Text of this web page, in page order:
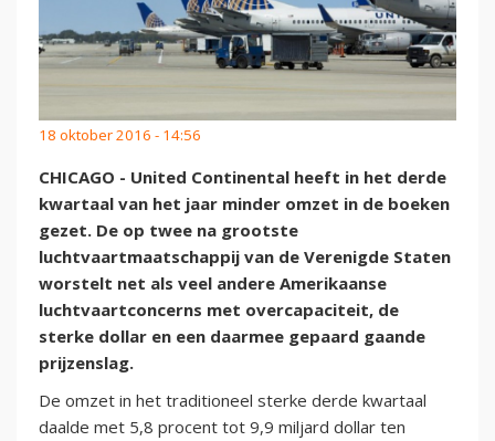
18 oktober 2016 - 14:56
CHICAGO - United Continental heeft in het derde
kwartaal van het jaar minder omzet in de boeken
gezet. De op twee na grootste
luchtvaartmaatschappij van de Verenigde Staten
worstelt net als veel andere Amerikaanse
luchtvaartconcerns met overcapaciteit, de
sterke dollar en een daarmee gepaard gaande
prijzenslag.
De omzet in het traditioneel sterke derde kwartaal
daalde met 5,8 procent tot 9,9 miljard dollar ten